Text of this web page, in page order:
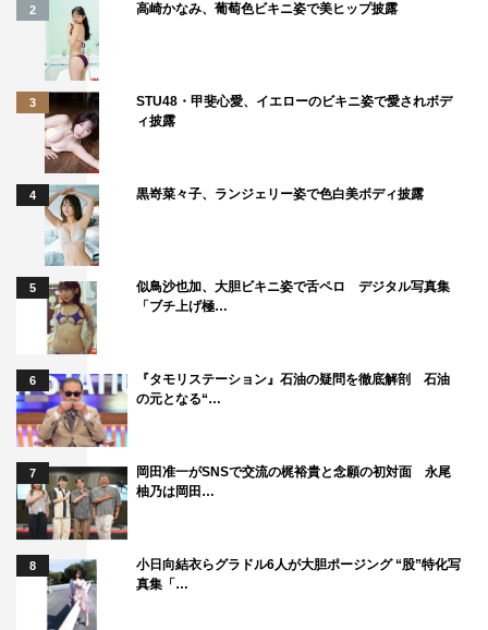
2 高崎かなみ、葡萄色ビキニ姿で美ヒップ披露
3
STU48・甲斐心愛、イエローのビキニ姿で愛されボデ
ィ披露
4 黒嵜菜々子、ランジェリー姿で色白美ボディ披露
5
似鳥沙也加、大胆ビキニ姿で舌ペロ デジタル写真集
「ブチ上げ極…
6
『タモリステーション』石油の疑問を徹底解剖 石油
の元となる“…
7
岡田准一がSNSで交流の梶裕貴と念願の初対面 永尾
柚乃は岡田…
8
小日向結衣らグラドル6人が大胆ポージング “股”特化写
真集「…